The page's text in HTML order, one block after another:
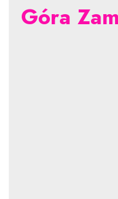
Góra